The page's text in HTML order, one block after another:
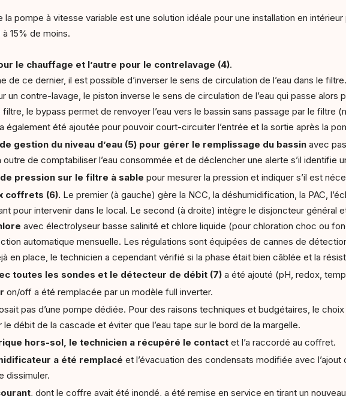
pompe à vitesse variable est une solution idéale pour une installation en
15% de moins.
le chauffage et l’autre pour le contrelavage (4).
de ce dernier, il est possible d’inverser le sens de circulation de l’eau dans le
un contre-lavage, le piston inverse le sens de circulation de l’eau qui passe alors
le bypass permet de renvoyer l’eau vers le bassin sans passage par le filtre
également été ajoutée pour pouvoir court-circuiter l’entrée et la sortie après la
gestion du niveau d’eau (5) pour gérer le remplissage du bassin avec
de comptabiliser l’eau consommée et de déclencher une alerte s’il identifie
de pression sur le filtre à sable pour mesurer la pression et indiquer s’il est
coffrets (6). Le premier (à gauche) gère la NCC, la déshumidification, la PAC,
pour intervenir dans le local. Le second (à droite) intègre le disjoncteur général
avec électrolyseur basse salinité et chlore liquide (pour chloration choc ou
automatique mensuelle. Les régulations sont équipées de cannes de
en place, le technicien a cependant vérifié si la phase était bien câblée et la
toutes les sondes et le détecteur de débit (7) a été ajouté (pH, redox,
on/off a été remplacée par un modèle full inverter.
pas d’une pompe dédiée. Pour des raisons techniques et budgétaires, le
débit de la cascade et éviter que l’eau tape sur le bord de la margelle.
hors-sol, le technicien a récupéré le contact et l’a raccordé au coffret.
a été remplacé et l’évacuation des condensats modifiée avec l’ajout
dissimuler.
, dont le coffre avait été inondé, a été remise en service en tirant un